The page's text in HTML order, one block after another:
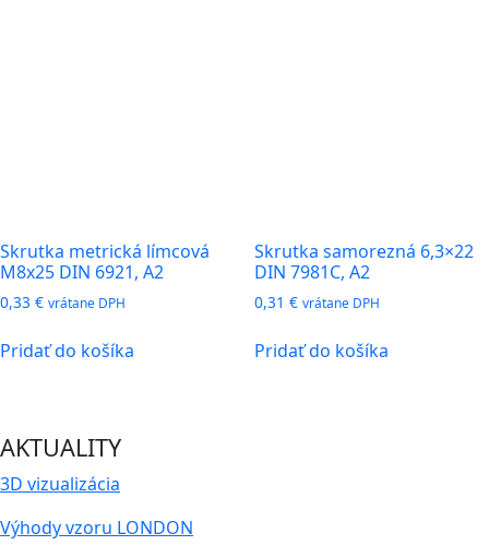
Skrutka metrická límcová
M8x25 DIN 6921, A2
0,33 € vrátane DPH
Pridať do košíka
Skrutka samorezná 6,3×22
DIN 7981C, A2
0,31 € vrátane DPH
Pridať do košíka
AKTUALITY
3D vizualizácia
Výhody vzoru LONDON